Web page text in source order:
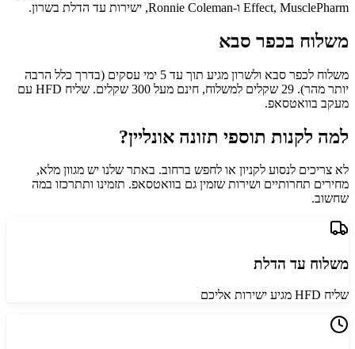
Effect, MusclePharm ו-Ronnie Coleman, ישירות עד הדלת בשרון.
משלוח בכפר סבא
משלוח לכפר סבא ולשרון מגיע תוך עד 5 ימי עסקים (בדרך כלל הרבה
יותר מהר). 29 שקלים למשלוח, חינם מעל 300 שקלים. שליח HFD עם
מעקב בוואטסאפ.
למה לקנות תוספי תזונה אונליין?
לא צריכים לנסוע לקניון או לחפש ברחוב. באתר שלנו יש מגוון מלא,
מחירים תחרותיים ושירות שזמין גם בוואטסאפ. תזמינו ותתרכזו במה
שחשוב.
משלוח עד הדלת
שליח HFD מגיע ישירות אליכם